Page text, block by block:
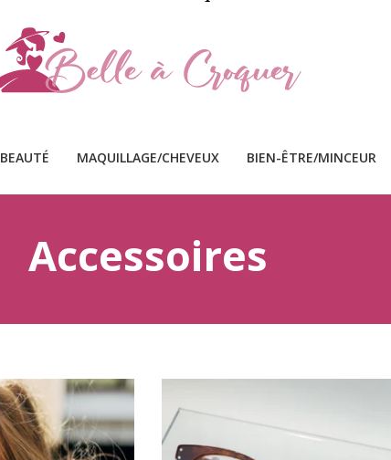
BEAUTÉ MAQUILLAGE/CHEVEUX BIEN-ÊTRE/MINCEUR
Accessoires